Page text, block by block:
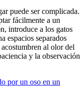
puede ser complicada.
fácilmente a un
introduce a los gatos
espacios separados
al olor del
y la observación
por un oso en un